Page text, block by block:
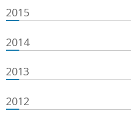
2015
2014
2013
2012